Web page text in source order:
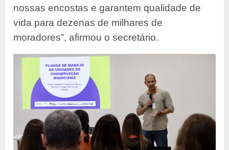
nossas encostas e garantem qualidade de
vida para dezenas de milhares de
moradores”, afirmou o secretário.